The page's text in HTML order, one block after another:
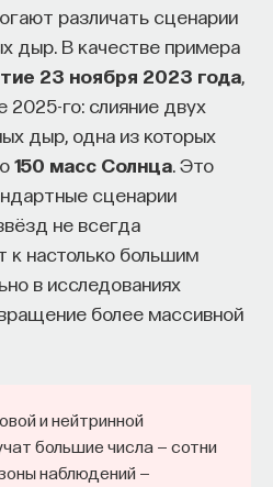
различать сценарии
дыр. В качестве примера
23 ноября 2023 года
2025-го: слияние двух
дыр, одна из которых
150 масс Солнца . Это
сценарии
не всегда
к настолько большим
в исследованиях
более массивной
и нейтринной
большие числа — сотни
наблюдений —